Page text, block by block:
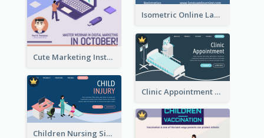
Isometric Online Language Learning Instagram Pos
Cute Marketing Instagram Post With Isometric Diagram
Clinic Appointment Landing Page With Isometric Diagram
Children Nursing Sign Up Page With Isometric Diagram